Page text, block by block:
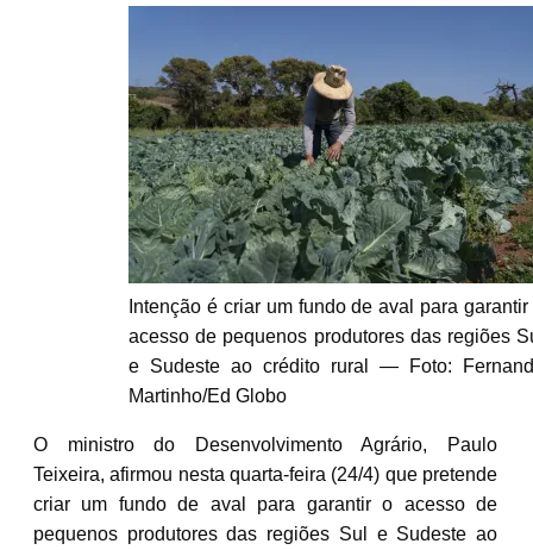
Intenção é criar um fundo de aval para garantir
acesso de pequenos produtores das regiões
e Sudeste ao crédito rural — Foto:
Martinho/Ed Globo
O ministro do Desenvolvimento Agrário, Paulo
Teixeira, afirmou nesta quarta-feira (24/4) que pretende
criar um fundo de aval para garantir o acesso de
pequenos produtores das regiões Sul e Sudeste ao